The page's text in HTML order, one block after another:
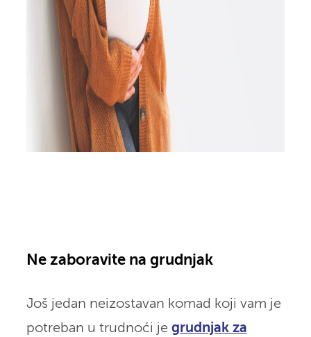
Ne zaboravite na grudnjak
Još jedan neizostavan komad koji vam je
potreban u trudnoći je grudnjak za